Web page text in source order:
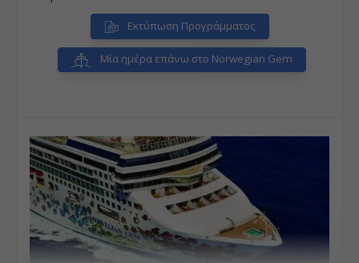
Εκτύπωση Προγράμματος
Μία ημέρα επάνω στο Norwegian Gem